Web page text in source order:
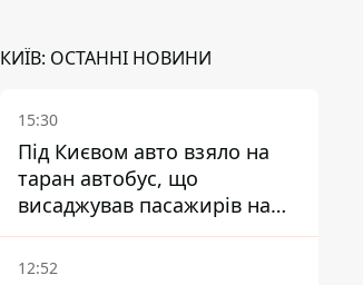
КИЇВ: ОСТАННІ НОВИНИ
15:30
Під Києвом авто взяло на
таран автобус, що
висаджував пасажирів на
зупинці - пасажирка в
лікарні
12:52